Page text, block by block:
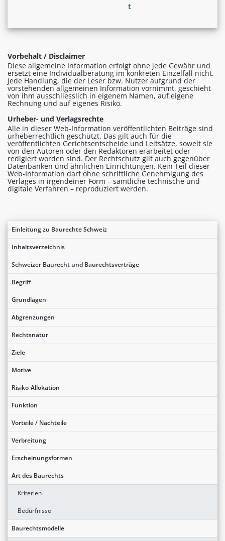
Einleitung zu Baurechte Schweiz
Inhaltsverzeichnis
Schweizer Baurecht und Baurechtsverträge
Begriff
Grundlagen
Abgrenzungen
Rechtsnatur
Ziele
Motive
Risiko-Allokation
Funktion
Vorteile / Nachteile
Verbreitung
Erscheinungsformen
Art des Baurechts
Kriterien
Bedürfnisse
Baurechtsmodelle
t
Vorbehalt / Disclaimer
Diese allgemeine Information erfolgt ohne jede Gewähr und
ersetzt eine Individualberatung im konkreten Einzelfall nicht.
Jede Handlung, die der Leser bzw. Nutzer aufgrund der
vorstehenden allgemeinen Information vornimmt, geschieht
von ihm ausschliesslich in eigenem Namen, auf eigene
Rechnung und auf eigenes Risiko.
Urheber- und Verlagsrechte
Alle in dieser Web-Information veröffentlichten Beiträge sind
urheberrechtlich geschützt. Das gilt auch für die
veröffentlichten Gerichtsentscheide und Leitsätze, soweit sie
von den Autoren oder den Redaktoren erarbeitet oder
redigiert worden sind. Der Rechtschutz gilt auch gegenüber
Datenbanken und ähnlichen Einrichtungen. Kein Teil dieser
Web-Information darf ohne schriftliche Genehmigung des
Verlages in irgendeiner Form – sämtliche technische und
digitale Verfahren – reproduziert werden.